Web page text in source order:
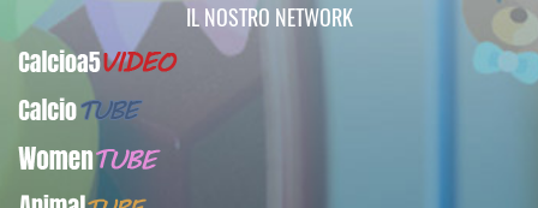
IL NOSTRO NETWORK
Calcioa5Video